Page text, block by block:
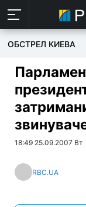
ОБСТРЕЛ КИЕВА
18:49 25.09.2007 Вт
RBC.UA